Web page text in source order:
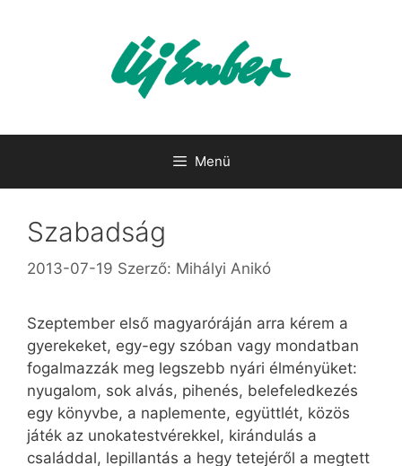
Menü
Szabadság
2013-07-19 Szerző: Mihályi Anikó
Szeptember első magyaróráján arra kérem a
gyerekeket, egy-egy szóban vagy mondatban
fogalmazzák meg legszebb nyári élményüket:
nyugalom, sok alvás, pihenés, belefeledkezés
egy könyvbe, a naplemente, együttlét, közös
játék az unokatestvérekkel, kirándulás a
családdal, lepillantás a hegy tetejéről a megtett